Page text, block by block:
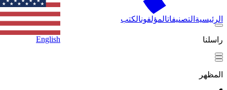
الرئيسية التصنيفاتالمؤلفونالكتب
راسلنا English
المظهر